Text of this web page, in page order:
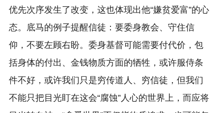
优先次序发生了改变，这也体现出他“嫌贫爱富”的心
态。底马的例子提醒信徒：要委身教会、守住信
仰，不要左顾右盼。委身基督可能需要付代价，包
括身体的付出、金钱物质方面的牺牲，或许服侍条
件不好，或许我们只是穷传道人、穷信徒，但我们
不能只把目光盯在这会“腐蚀”人心的世界上，而应将